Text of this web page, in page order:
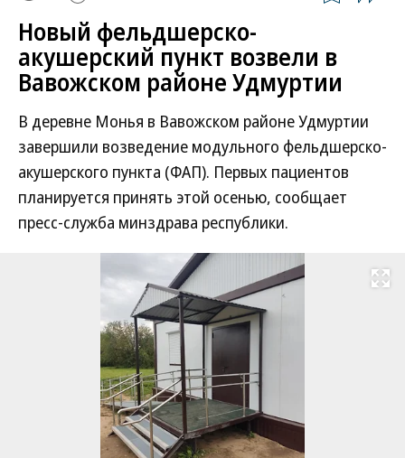
Новый фельдшерско-
акушерский пункт возвели в
Вавожском районе Удмуртии
В деревне Монья в Вавожском районе Удмуртии
завершили возведение модульного фельдшерско-
акушерского пункта (ФАП). Первых пациентов
планируется принять этой осенью, сообщает
пресс-служба минздрава республики.
Развернуть